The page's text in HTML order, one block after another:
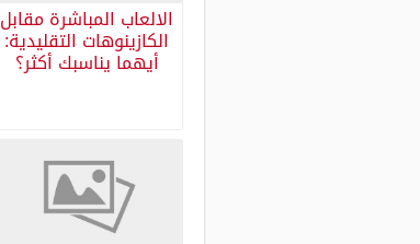
الالعاب المباشرة مقابل
الكازينوهات التقليدية:
أيهما يناسبك أكثر؟